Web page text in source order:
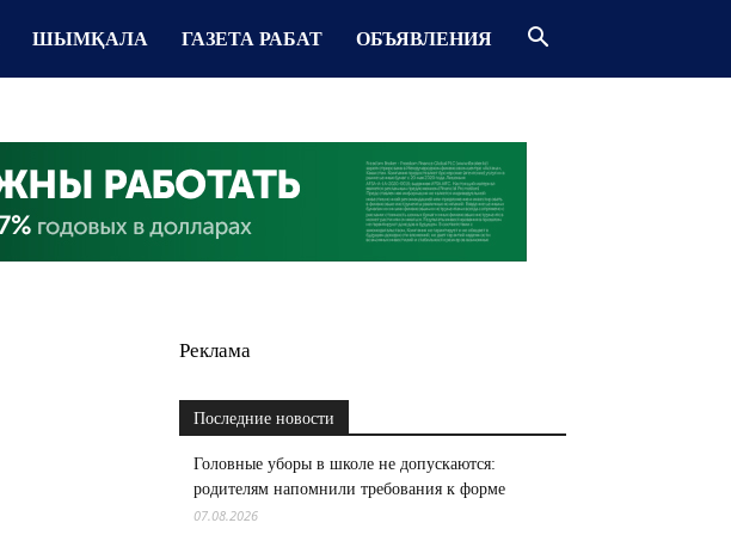
ШЫМҚАЛА ГАЗЕТА РАБАТ ОБЪЯВЛЕНИЯ
Реклама
Последние новости
Головные уборы в школе не допускаются:
родителям напомнили требования к форме
07.08.2026